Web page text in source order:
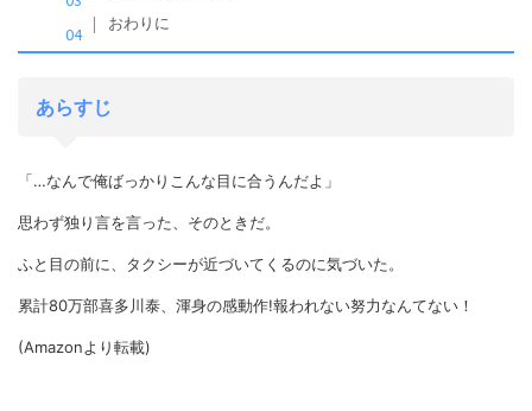
おわりに
あらすじ
「…なんで俺ばっかりこんな目に合うんだよ」
思わず独り言を言った、そのときだ。
ふと目の前に、タクシーが近づいてくるのに気づいた。
累計80万部喜多川泰、渾身の感動作!報われない努力なんてない！
(Amazonより転載)